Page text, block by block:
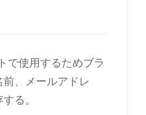
で使用するためブラ
、メールアドレ
る。